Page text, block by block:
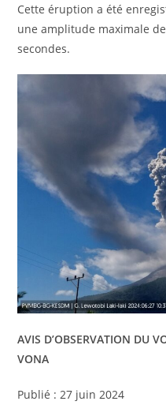
Cette éruption a été
une amplitude maximale
secondes.
AVIS D’OBSERVATION DU
VONA
Publié : 27 juin 2024